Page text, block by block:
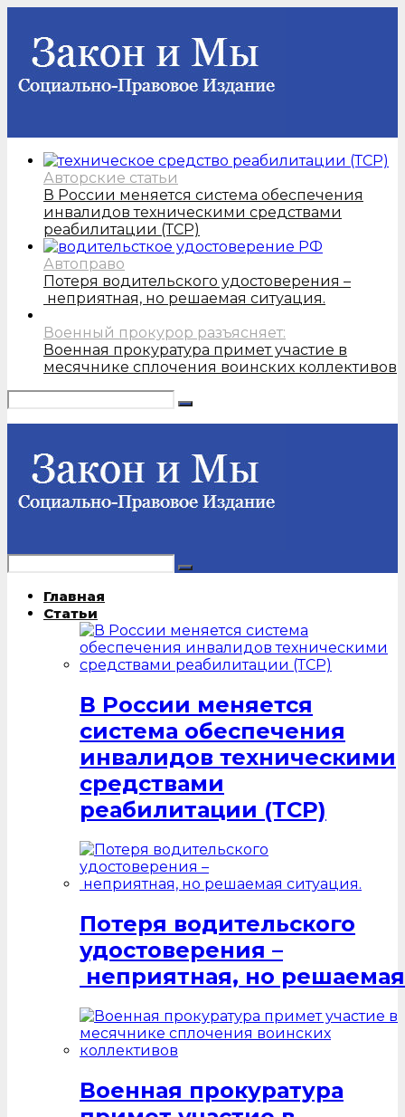
Авторские статьи
В России меняется система обеспечения
инвалидов техническими средствами
реабилитации (ТСР)
Автоправо
Потеря водительского удостоверения –
неприятная, но решаемая ситуация.
Военный прокурор разъясняет:
Военная прокуратура примет участие в
месячнике сплочения воинских коллективов
Главная
Статьи
В России меняется
система обеспечения
инвалидов техническими
средствами
реабилитации (ТСР)
Потеря водительского
удостоверения –
неприятная, но
Военная прокуратура